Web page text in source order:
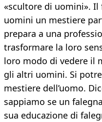
«scultore di uomini».
uomini un mestiere
prepara a una
trasformare la loro
loro modo di vedere il
gli altri uomini. Si
mestiere dell’uomo.
sappiamo se un
sua educazione di